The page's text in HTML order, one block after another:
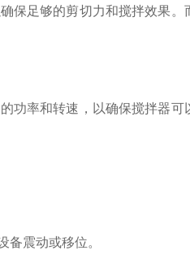
保足够的剪切力和搅拌效果
率和转速，以确保搅拌器可
震动或移位。